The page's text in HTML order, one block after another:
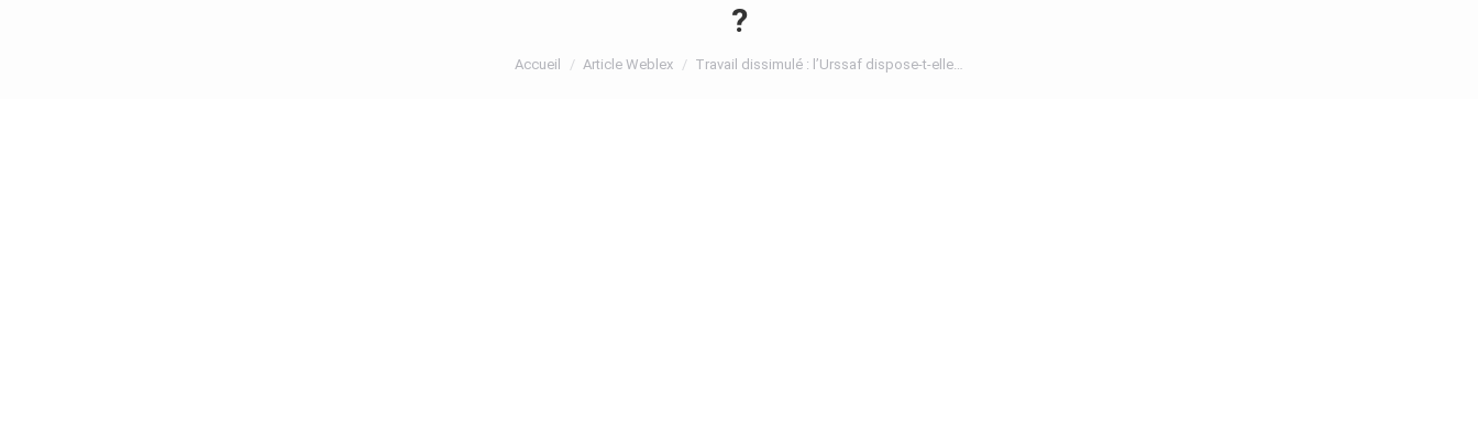
?
Vous êtes ici :
Accueil Article Weblex Travail dissimulé : l’Urssaf dispose-t-elle…